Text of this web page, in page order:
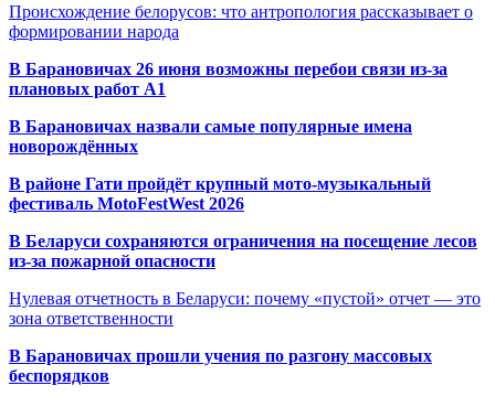
Происхождение белорусов: что антропология рассказывает о
формировании народа
В Барановичах 26 июня возможны перебои связи из-за
плановых работ A1
В Барановичах назвали самые популярные имена
новорождённых
В районе Гати пройдёт крупный мото-музыкальный
фестиваль MotoFestWest 2026
В Беларуси сохраняются ограничения на посещение лесов
из-за пожарной опасности
Нулевая отчетность в Беларуси: почему «пустой» отчет — это
зона ответственности
В Барановичах прошли учения по разгону массовых
беспорядков